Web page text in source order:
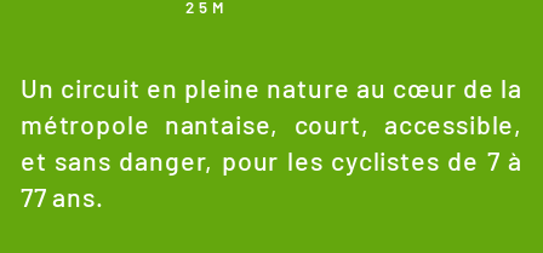
25M
Un circuit en pleine nature au cœur de la
métropole nantaise, court, accessible,
et sans danger, pour les cyclistes de 7 à
77 ans.